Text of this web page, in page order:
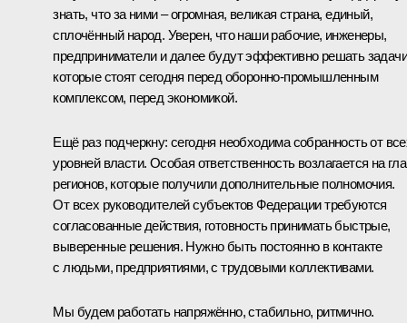
знать, что за ними – огромная, великая страна, единый,
сплочённый народ. Уверен, что наши рабочие, инженеры,
предприниматели и далее будут эффективно решать
которые стоят сегодня перед оборонно-промышленным
комплексом, перед экономикой.
Ещё раз подчеркну: сегодня необходима собранность от
уровней власти. Особая ответственность возлагается на
регионов, которые получили дополнительные полномочия.
От всех руководителей субъектов Федерации требуются
согласованные действия, готовность принимать быстрые,
выверенные решения. Нужно быть постоянно в контакте
с людьми, предприятиями, с трудовыми коллективами.
Мы будем работать напряжённо, стабильно, ритмично.